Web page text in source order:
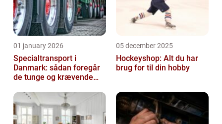
01 january 2026
Specialtransport i
Danmark: sådan foregår
de tunge og krævende
05 december 2025
Hockeyshop: Alt du har
brug for til din hobby